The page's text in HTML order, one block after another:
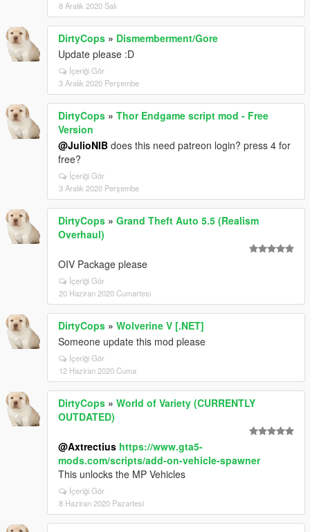
8 Aralık 2020 Salı
DirtyCops » Dismemberment/Gore
Update please :D
İçeriği Gör
3 Aralık 2020 Perşembe
DirtyCops » Thor Endgame script mod - Free
Version
@JulioNIB does this need patreon login? press 4 for
free?
İçeriği Gör
3 Aralık 2020 Perşembe
DirtyCops » Grand Theft Auto 5.5 (Realism
Overhaul)
OIV Package please
İçeriği Gör
20 Haziran 2020 Cumartesi
DirtyCops » Wolverine V [.NET]
Someone update this mod please
İçeriği Gör
12 Haziran 2020 Cuma
DirtyCops » World of Variety (CURRENTLY
OUTDATED)
@Axtrectius https://www.gta5-
mods.com/scripts/add-on-vehicle-spawner
This unlocks the MP Vehicles
İçeriği Gör
8 Haziran 2020 Pazartesi